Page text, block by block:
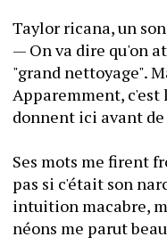
Taylor ricana, un
— On va dire qu'on
"grand nettoyage".
Apparemment,
donnent ici avant
Ses mots me firent
pas si c'était son
intuition macabre,
néons me parut